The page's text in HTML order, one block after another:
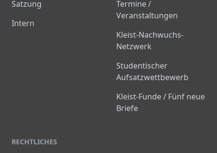
Satzung
Intern
Termine /
Veranstaltungen
Kleist-Nachwuchs-
Netzwerk
Studentischer
Aufsatzwettbewerb
Kleist-Funde / Fünf neue
Briefe
RECHTLICHES